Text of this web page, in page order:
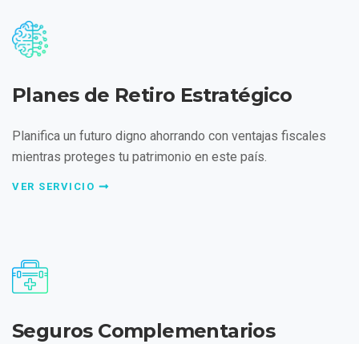
Planes de Retiro Estratégico
Planifica un futuro digno ahorrando con ventajas fiscales
mientras proteges tu patrimonio en este país.
VER SERVICIO
Seguros Complementarios